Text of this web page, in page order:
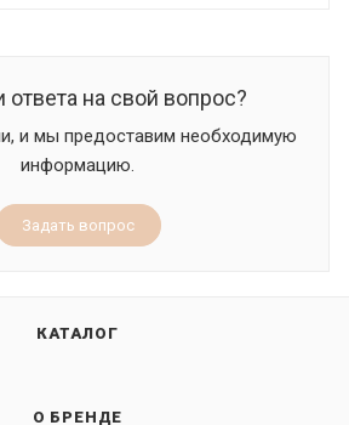
на свой вопрос?
и мы предоставим необходимую
информацию.
Задать вопрос
КАТАЛОГ
О БРЕНДЕ